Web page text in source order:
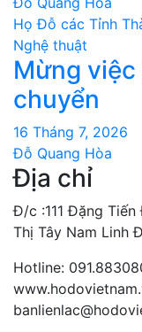
Họ Đỗ các Tỉnh
Nghệ thuật
Mừng
chuyển
16 Tháng 7, 2026
Đỗ Quang Hòa
Địa chỉ
Đ/c :111 Đặng
Thị Tây Nam Linh
Hotline: